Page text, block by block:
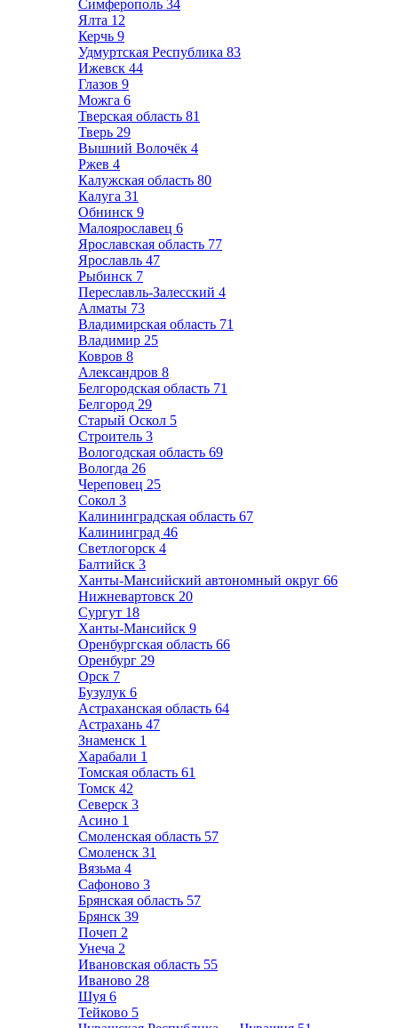
Симферополь 34
Ялта 12
Керчь 9
Удмуртская Республика 83
Ижевск 44
Глазов 9
Можга 6
Тверская область 81
Тверь 29
Вышний Волочёк 4
Ржев 4
Калужская область 80
Калуга 31
Обнинск 9
Малоярославец 6
Ярославская область 77
Ярославль 47
Рыбинск 7
Переславль-Залесский 4
Алматы 73
Владимирская область 71
Владимир 25
Ковров 8
Александров 8
Белгородская область 71
Белгород 29
Старый Оскол 5
Строитель 3
Вологодская область 69
Вологда 26
Череповец 25
Сокол 3
Калининградская область 67
Калининград 46
Светлогорск 4
Балтийск 3
Ханты-Мансийский автономный округ 66
Нижневартовск 20
Сургут 18
Ханты-Мансийск 9
Оренбургская область 66
Оренбург 29
Орск 7
Бузулук 6
Астраханская область 64
Астрахань 47
Знаменск 1
Харабали 1
Томская область 61
Томск 42
Северск 3
Асино 1
Смоленская область 57
Смоленск 31
Вязьма 4
Сафоново 3
Брянская область 57
Брянск 39
Почеп 2
Унеча 2
Ивановская область 55
Иваново 28
Шуя 6
Тейково 5